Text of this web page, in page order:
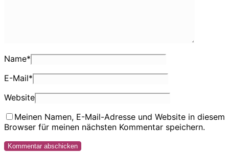
Name*
E-Mail*
Website
Meinen Namen, E-Mail-Adresse und Website in diesem
Browser für meinen nächsten Kommentar speichern.